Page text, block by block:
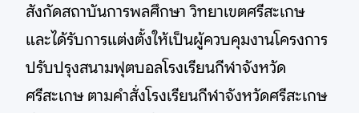
สังกัดสถาบันการพลศึกษา วิทยาเขตศรีสะเกษ
และได้รับการแต่งตั้งให้เป็นผู้ควบคุมงานโครงการ
ปรับปรุงสนามฟุตบอลโรงเรียนกีฬาจังหวัด
ศรีสะเกษ ตามคำสั่งโรงเรียนกีฬาจังหวัดศรีสะเกษ